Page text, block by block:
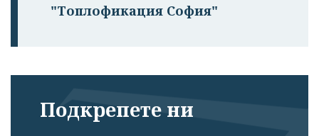
"Топлофикация София"
Подкрепете ни